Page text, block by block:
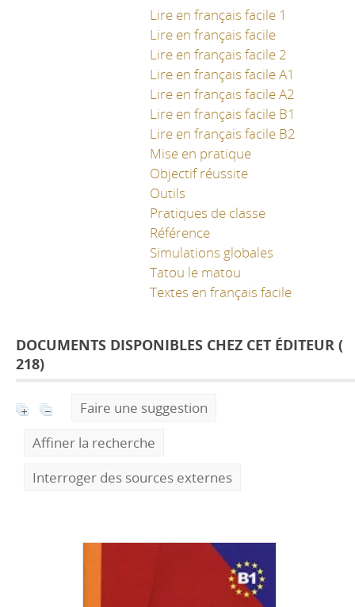
Lire en français facile 1
Lire en français facile
Lire en français facile 2
Lire en français facile A1
Lire en français facile A2
Lire en français facile B1
Lire en français facile B2
Mise en pratique
Objectif réussite
Outils
Pratiques de classe
Référence
Simulations globales
Tatou le matou
Textes en français facile
DOCUMENTS DISPONIBLES CHEZ CET ÉDITEUR (
218)
Faire une suggestion
Affiner la recherche
Interroger des sources externes